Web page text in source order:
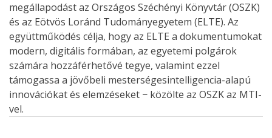
megállapodást az Országos Széchényi Könyvtár (OSZK)
és az Eötvös Loránd Tudományegyetem (ELTE). Az
együttműködés célja, hogy az ELTE a dokumentumokat
modern, digitális formában, az egyetemi polgárok
számára hozzáférhetővé tegye, valamint ezzel
támogassa a jövőbeli mesterségesintelligencia-alapú
innovációkat és elemzéseket − közölte az OSZK az MTI-
vel.